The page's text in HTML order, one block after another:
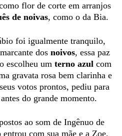
flor de corte em arranjos
de noivas, como o da Bia.
foi igualmente tranquilo,
dos noivos, essa paz
escolheu um terno azul com
gravata rosa bem clarinha e
votos prontos, pediu para
do grande momento.
ao som de Ingênuo de
com sua mãe e a Zoe,